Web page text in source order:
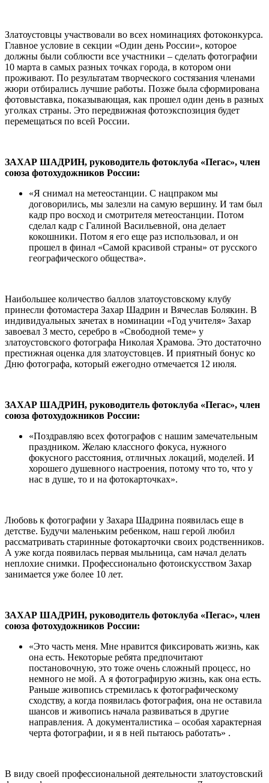
Златоустовцы участвовали во всех номинациях фотоконкурса.
Главное условие в секции «Один день России», которое
должны были соблюсти все участники – сделать фотографии
10 марта в самых разных точках города, в котором они
проживают. По результатам творческого состязания членами
жюри отбирались лучшие работы. Позже была сформирована
фотовыставка, показывающая, как прошел один день в разных
уголках страны. Это передвижная фотоэкспозиция будет
перемещаться по всей России.
ЗАХАР ШАДРИН, руководитель фотоклуба «Пегас», член
союза фотохудожников России:
«Я снимал на метеостанции. С нацпраком мы
договорились, мы залезли на самую вершину. И там был
кадр про восход и смотрителя метеостанции. Потом
сделал кадр с Галиной Васильевной, она делает
кокошники. Потом я его еще раз использовал, и он
прошел в финал «Самой красивой страны» от русского
географического общества».
Наибольшее количество баллов златоустовскому клубу
принесли фотомастера Захар Шадрин и Вячеслав Болякин. В
индивидуальных зачетах в номинации «Год учителя» Захар
завоевал 3 место, серебро в «Свободной теме» у
златоустовского фотографа Николая Храмова. Это достаточно
престижная оценка для златоустовцев. И приятный бонус ко
Дню фотографа, который ежегодно отмечается 12 июля.
ЗАХАР ШАДРИН, руководитель фотоклуба «Пегас», член
союза фотохудожников России:
«Поздравляю всех фотографов с нашим замечательным
праздником. Желаю классного фокуса, нужного
фокусного расстояния, отличных локаций, моделей. И
хорошего душевного настроения, потому что то, что у
нас в душе, то и на фотокарточках».
Любовь к фотографии у Захара Шадрина появилась еще в
детстве. Будучи маленьким ребенком, наш герой любил
рассматривать старинные фотокарточки своих родственников.
А уже когда появилась первая мыльница, сам начал делать
неплохие снимки. Профессионально фотоискусством Захар
занимается уже более 10 лет.
ЗАХАР ШАДРИН, руководитель фотоклуба «Пегас», член
союза фотохудожников России:
«Это часть меня. Мне нравится фиксировать жизнь, как
она есть. Некоторые ребята предпочитают
постановочную, это тоже очень сложный процесс, но
немного не мой. А я фотографирую жизнь, как она есть.
Раньше живопись стремилась к фотографическому
сходству, а когда появилась фотография, она не оставила
шансов и живопись начала развиваться в другие
направления. А документалистика – особая характерная
черта фотографии, и я в ней пытаюсь работать» .
В виду своей профессиональной деятельности златоустовский